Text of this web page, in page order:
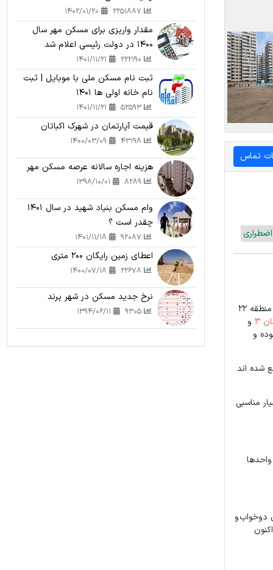
تماس
در منطقه 22 تهران در حال ساخت می باشد. این تعاونی یکی از پرآوازه ترین تعاونی های منطقه 22
3
و
و
مناسب در ناحیه در حال رشد کوهک می باشد. برج های نارنجستان دقیقا در ضلع جنوبی شهرک یاس2 واقع شده اند
مناسبی
واحدها
منفی+1 طبقه لابی +7 طبقه مسکونی) با 84 واحد مسکونی به متراژ 102متر دوخواب و 130 متری دوخواب و
هم اکنون
مقدار واریزی برای مسکن مهر سال
1400 در دولت رئیسی اعلام شد
ثبت نام مسکن ملی با موبایل | ثبت
نام خانه اولی ها 1401
52593
قیمت آپارتمان در شهرک اکباتان
هزینه اجاره سالانه عرصه مسکن مهر
8289
وام مسکن بنیاد شهید در سال 1401
چقدر است ؟
اعطای زمین رایگان 200 متری
نرخ جدید مسکن در شهر پرند
9305